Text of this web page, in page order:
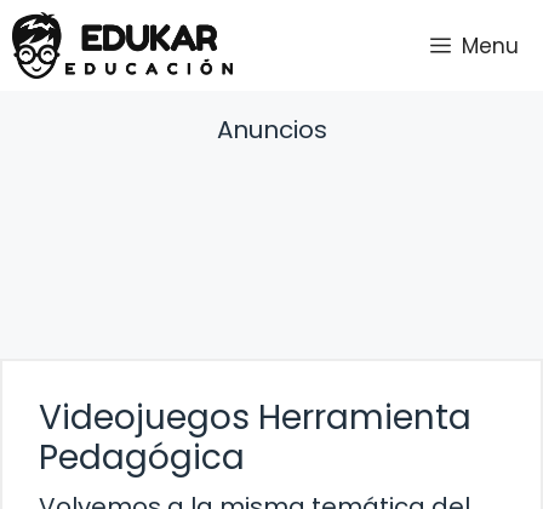
Saltar
al
contenido
Menu
Anuncios
Videojuegos Herramienta
Pedagógica